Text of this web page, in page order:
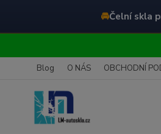
🚘Čelní skla
Blog O NÁS OBCHODNÍ